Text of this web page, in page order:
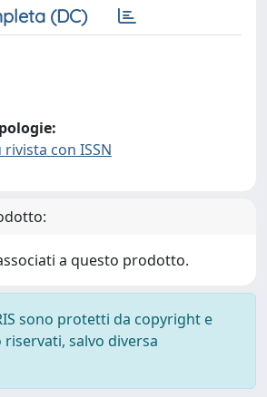
(DC)
con ISSN
a questo prodotto.
sono protetti da copyright e
salvo diversa